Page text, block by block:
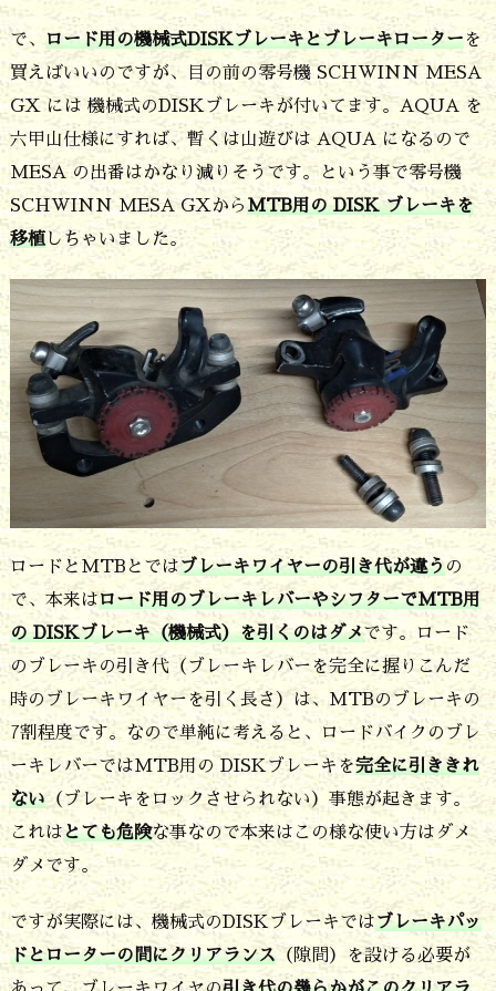
の
D
I
S
K
ブ
レ
ー
キ
化
は
D
ブ
レ
ー
キ
ア
ダ
プ
タ
対
応
で、ロード用の機械式DISKブレーキとブレーキローターを
買えばいいのですが、目の前の零号機 SCHWINN MESA
GX には 機械式のDISKブレーキが付いてます。AQUA を
六甲山仕様にすれば、暫くは山遊びは AQUA になるので
MESA の出番はかなり減りそうです。という事で零号機
SCHWINN MESA GXからMTB用の DISK ブレーキを
移植 しちゃいました。
ロードとMTBとではブレーキワイヤーの引き代が違うの
で、本来はロード用のブレーキレバーやシフターでMTB用
の DISKブレーキ（機械式）を引くのはダメです。ロード
のブレーキの引き代（ブレーキレバーを完全に握りこんだ
時のブレーキワイヤーを引く長さ）は、MTBのブレーキの
7割程度です。なので単純に考えると、ロードバイクのブレ
ーキレバーではMTB用の DISKブレーキを完全に引ききれ
ない（ブレーキをロックさせられない）事態が起きます。
これはとても危険な事なので本来はこの様な使い方はダメ
ダメです。
ですが実際には、機械式のDISKブレーキではブレーキパッ
ドとローターの間にクリアランス （隙間）を設ける必要が